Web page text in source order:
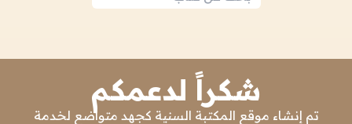
شكراً لدعمكم
تم إنشاء موقع المكتبة السنية كجهد متواضع لخدمة